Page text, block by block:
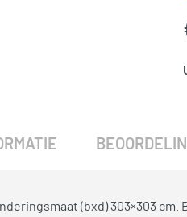
(bxd) 303×303 cm.